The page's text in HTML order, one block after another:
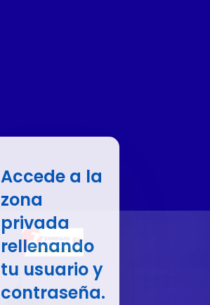
Accede a la
zona
privada
rellenando
tu usuario y
contraseña.